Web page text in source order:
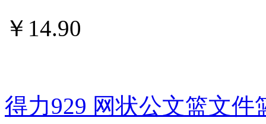
￥ 14.90
得力929 网状公文篮文